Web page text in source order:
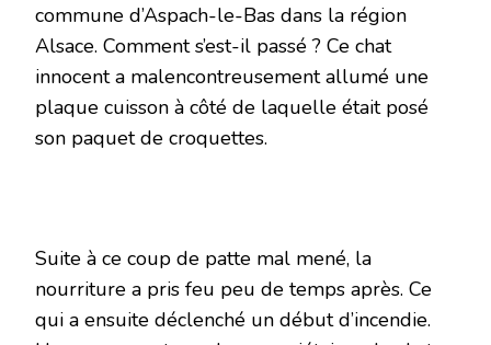
commune d’Aspach-le-Bas dans la région
Alsace. Comment s’est-il passé ? Ce chat
innocent a malencontreusement allumé une
plaque cuisson à côté de laquelle était posé
son paquet de croquettes.
Suite à ce coup de patte mal mené, la
nourriture a pris feu peu de temps après. Ce
qui a ensuite déclenché un début d’incendie.